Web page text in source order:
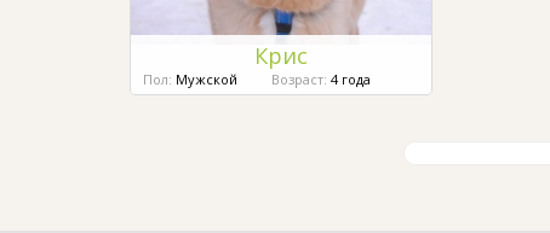
Крис
Пол: Мужской Возраст: 4 года